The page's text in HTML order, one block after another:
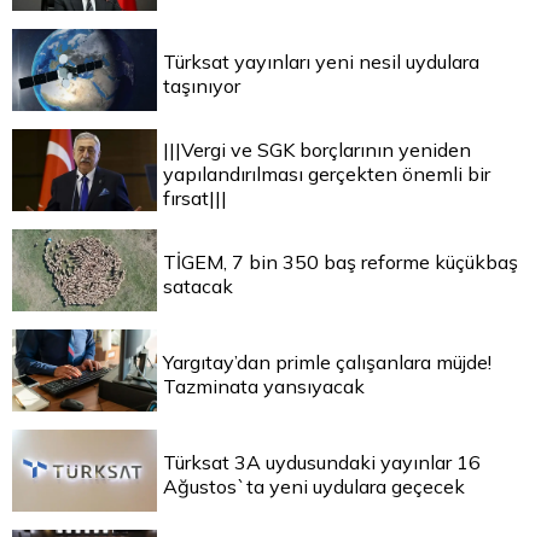
Türksat yayınları yeni nesil uydulara
taşınıyor
|||Vergi ve SGK borçlarının yeniden
yapılandırılması gerçekten önemli bir
fırsat|||
TİGEM, 7 bin 350 baş reforme küçükbaş
satacak
Yargıtay’dan primle çalışanlara müjde!
Tazminata yansıyacak
Türksat 3A uydusundaki yayınlar 16
Ağustos`ta yeni uydulara geçecek